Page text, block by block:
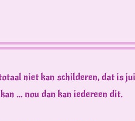
niet kan schilderen, dat is
… nou dan kan iedereen dit.